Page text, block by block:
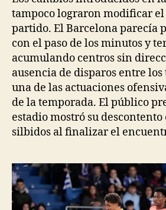
tampoco lograron modificar
partido. El Barcelona parecía
con el paso de los minutos y
acumulando centros sin
ausencia de disparos entre
una de las actuaciones
de la temporada. El público
estadio mostró su
silbidos al finalizar el